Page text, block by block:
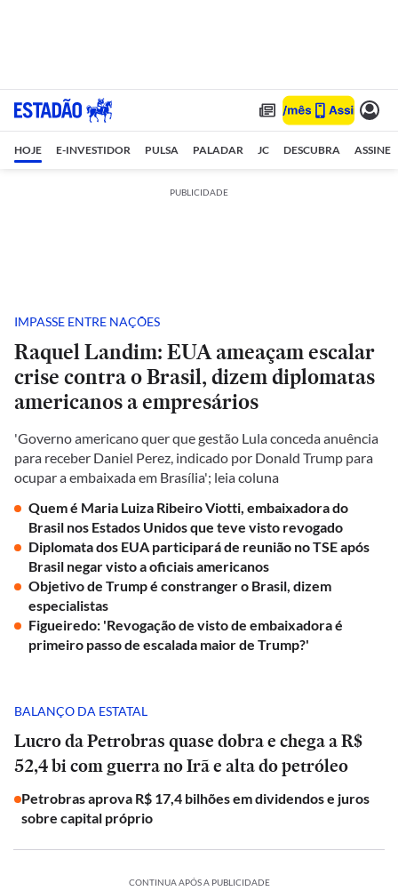
HOJE E-INVESTIDOR PULSA PALADAR JC DESCUBRA ASSINE
PUBLICIDADE
IMPASSE ENTRE NAÇÕES
Raquel Landim: EUA ameaçam escalar
crise contra o Brasil, dizem diplomatas
americanos a empresários
'Governo americano quer que gestão Lula conceda anuência
para receber Daniel Perez, indicado por Donald Trump para
ocupar a embaixada em Brasília'; leia coluna
Quem é Maria Luiza Ribeiro Viotti, embaixadora do
Brasil nos Estados Unidos que teve visto revogado
Diplomata dos EUA participará de reunião no TSE após
Brasil negar visto a oficiais americanos
Objetivo de Trump é constranger o Brasil, dizem
especialistas
Figueiredo: 'Revogação de visto de embaixadora é
primeiro passo de escalada maior de Trump?'
BALANÇO DA ESTATAL
Lucro da Petrobras quase dobra e chega a R$
52,4 bi com guerra no Irã e alta do petróleo
Petrobras aprova R$ 17,4 bilhões em dividendos e juros
sobre capital próprio
CONTINUA APÓS A PUBLICIDADE